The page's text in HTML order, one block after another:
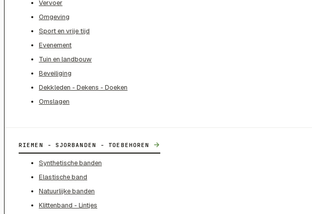
Vervoer
Omgeving
Sport en vrije tijd
Evenement
Tuin en landbouw
Beveiliging
Dekkleden - Dekens - Doeken
Omslagen
RIEMEN - SJORBANDEN - TOEBEHOREN →
Synthetische banden
Elastische band
Natuurlijke banden
Klittenband - Lintjes